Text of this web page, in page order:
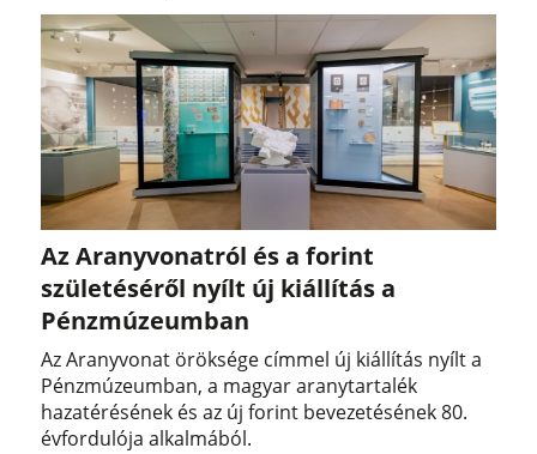
Az Aranyvonatról és a forint
születéséről nyílt új kiállítás a
Pénzmúzeumban
Az Aranyvonat öröksége címmel új kiállítás nyílt a
Pénzmúzeumban, a magyar aranytartalék
hazatérésének és az új forint bevezetésének 80.
évfordulója alkalmából.